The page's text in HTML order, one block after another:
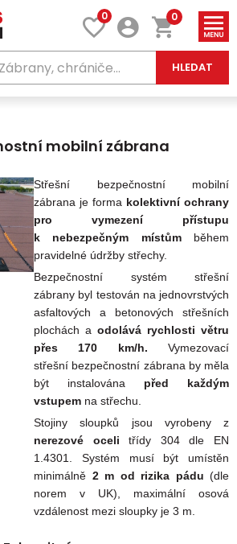
0
HLEDAT
0
mobilní zábrana
Střešní bezpečnostní mobilní
zábrana je forma kolektivní ochrany
pro vymezení přístupu
k nebezpečným místůmběhem
pravidelné údržby střechy.
Bezpečnostní systém střešní
zábrany byl testován na jednovrstvých
asfaltových a betonových střešních
plochách a odolává rychlosti větru
přes 170 km/h. Vymezovací
střešní bezpečnostní zábrana by měla
být instalována před každým
vstupem na střechu.
Stojiny sloupků jsou vyrobeny z
nerezové oceli třídy 304 dle EN
1.4301. Systém musí být umístěn
minimálně 2 m od rizika pádu (dle
norem v UK), maximální osová
vzdálenost mezi sloupky je 3 m.